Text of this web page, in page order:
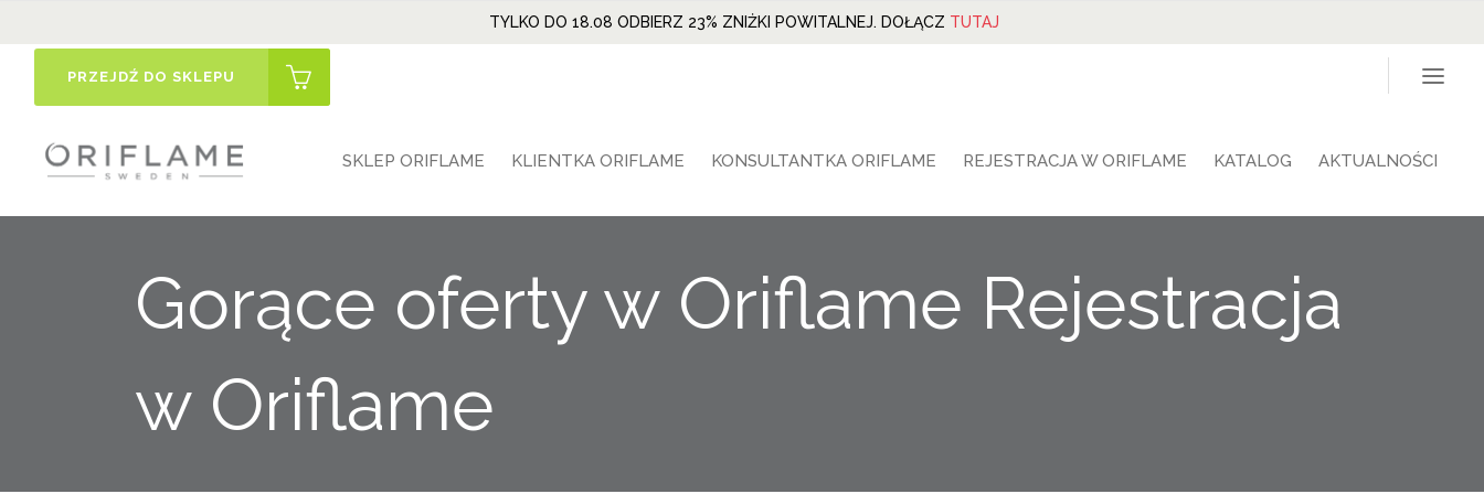
TYLKO DO 18.08 ODBIERZ 23% ZNIŻKI POWITALNEJ. DOŁĄCZ TUTAJ
PRZEJDŹ DO SKLEPU
SKLEP ORIFLAME KLIENTKA ORIFLAME KONSULTANTKA ORIFLAME REJESTRACJA W ORIFLAME KATALOG AKTUALNOŚCI
Gorące oferty w Oriflame Rejestracja
w Oriflame